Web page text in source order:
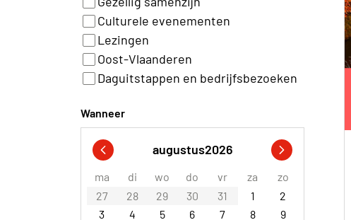
Culturele evenementen
Lezingen
Oost-Vlaanderen
Daguitstappen en bedrijfsbezoeken
Wanneer
augustus2026
di do
27
28 29 30 31 1
2
3
4 5 6 7 8
9